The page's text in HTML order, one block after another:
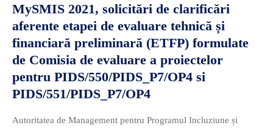
MySMIS 2021, solicitări de clarificări
aferente etapei de evaluare tehnică și
financiară preliminară (ETFP) formulate
de Comisia de evaluare a proiectelor
pentru PIDS/550/PIDS_P7/OP4 si
PIDS/551/PIDS_P7/OP4
Autoritatea de Management pentru Programul Incluziune și